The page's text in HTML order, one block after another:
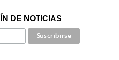
DE NOTICIAS